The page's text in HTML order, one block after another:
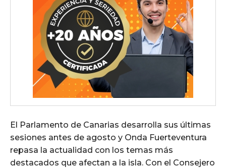
El Parlamento de Canarias desarrolla sus últimas
sesiones antes de agosto y Onda Fuerteventura
repasa la actualidad con los temas más
destacados que afectan a la isla. Con el Consejero